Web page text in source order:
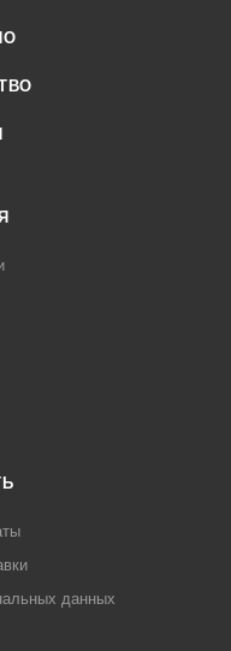
данных